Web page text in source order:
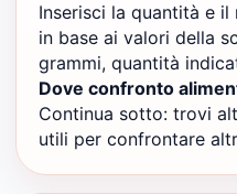
Inserisci la quantità e
in base ai valori della
grammi, quantità
Dove confronto
Continua sotto: trovi
utili per confrontare